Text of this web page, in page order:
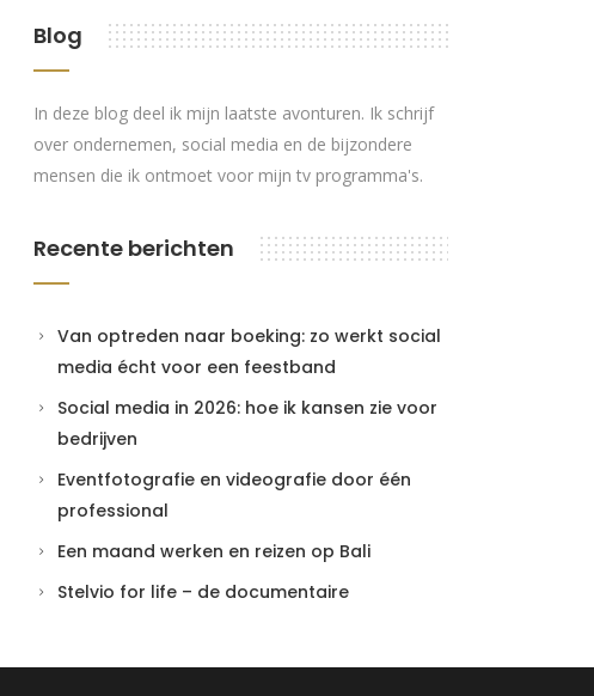
Blog
In deze blog deel ik mijn laatste avonturen. Ik schrijf
over ondernemen, social media en de bijzondere
mensen die ik ontmoet voor mijn tv programma's.
Recente berichten
Van optreden naar boeking: zo werkt social
media écht voor een feestband
Social media in 2026: hoe ik kansen zie voor
bedrijven
Eventfotografie en videografie door één
professional
Een maand werken en reizen op Bali
Stelvio for life – de documentaire